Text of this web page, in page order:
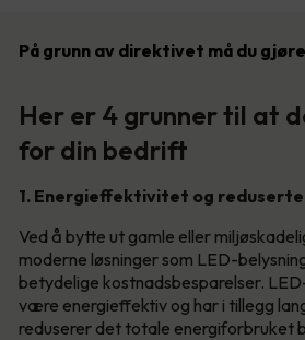
På grunn av direktivet må du
Her er 4 grunner til at
for din bedrift
1. Energieffektivitet og
Ved å bytte ut gamle eller
moderne løsninger som LED-
betydelige kostnadsbesparelser.
være energieffektiv og har i tillegg
reduserer det totale energiforbruket